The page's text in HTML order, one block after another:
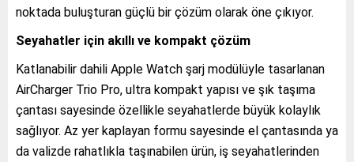
noktada buluşturan güçlü bir çözüm olarak öne çıkıyor.
Seyahatler için akıllı ve kompakt çözüm
Katlanabilir dahili Apple Watch şarj modülüyle tasarlanan
AirCharger Trio Pro, ultra kompakt yapısı ve şık taşıma
çantası sayesinde özellikle seyahatlerde büyük kolaylık
sağlıyor. Az yer kaplayan formu sayesinde el çantasında ya
da valizde rahatlıkla taşınabilen ürün, iş seyahatlerinden